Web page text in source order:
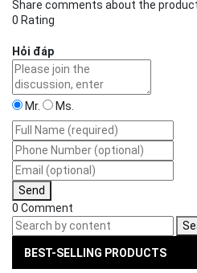
Share comments about the
0 Rating
Hỏi đáp
Mr. Ms.
Send
0 Comment
BEST-SELLING PRODUCTS